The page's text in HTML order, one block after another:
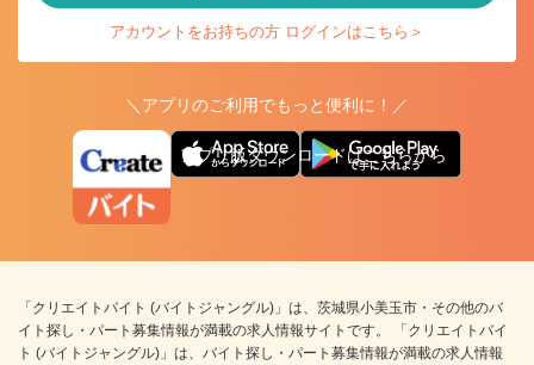
アカウントをお持ちの方 ログインはこちら＞
＼アプリのご利用でもっと便利に！／
アプリ版ダウンロードはこちらから
「クリエイトバイト (バイトジャングル)」は、茨城県小美玉市・その他のバ
イト探し・パート募集情報が満載の求人情報サイトです。 「クリエイトバイ
ト (バイトジャングル)」は、バイト探し・パート募集情報が満載の求人情報